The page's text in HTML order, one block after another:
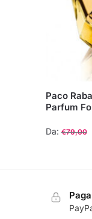
Paco
Parfum
Da:€79,00
più
varianti.